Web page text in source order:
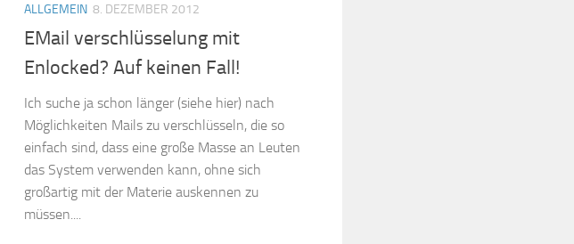
ALLGEMEIN 8. DEZEMBER 2012
EMail verschlüsselung mit
Enlocked? Auf keinen Fall!
Ich suche ja schon länger (siehe hier) nach
Möglichkeiten Mails zu verschlüsseln, die so
einfach sind, dass eine große Masse an Leuten
das System verwenden kann, ohne sich
großartig mit der Materie auskennen zu
müssen....